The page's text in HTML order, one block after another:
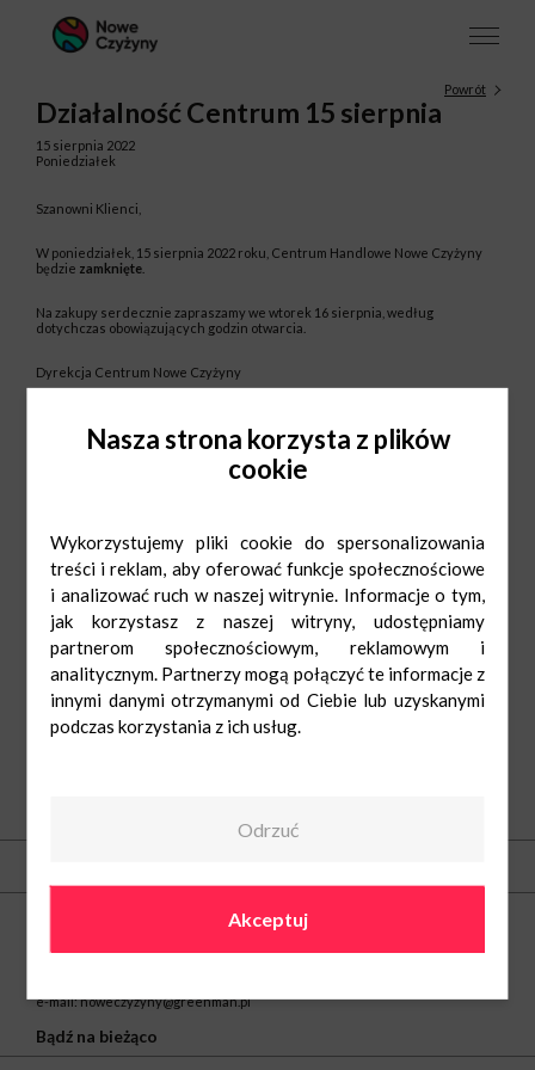
Powrót
Działalność Centrum 15 sierpnia
15 sierpnia 2022
Poniedziałek
Szanowni Klienci,
W poniedziałek, 15 sierpnia 2022 roku, Centrum Handlowe Nowe Czyżyny
będzie zamknięte
Na zakupy serdecznie zapraszamy we wtorek 16 sierpnia, według
dotychczas obowiązujących godzin otwarcia.
Dyrekcja Centrum Nowe Czyżyny
31-870 Kraków
e-mail:noweczyzyny@greenman.pl
Bądź na bieżąco
Nasza strona korzysta z plików
cookie
Wykorzystujemy pliki cookie do spersonalizowania
treści i reklam, aby oferować funkcje społecznościowe
i analizować ruch w naszej witrynie. Informacje o tym,
jak korzystasz z naszej witryny, udostępniamy
partnerom społecznościowym, reklamowym i
analitycznym. Partnerzy mogą połączyć te informacje z
innymi danymi otrzymanymi od Ciebie lub uzyskanymi
podczas korzystania z ich usług.
Odrzuć
Akceptuj